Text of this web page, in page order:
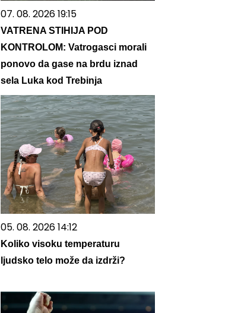
07. 08. 2026 19:15
VATRENA STIHIJA POD
KONTROLOM: Vatrogasci morali
ponovo da gase na brdu iznad
sela Luka kod Trebinja
05. 08. 2026 14:12
Koliko visoku temperaturu
ljudsko telo može da izdrži?